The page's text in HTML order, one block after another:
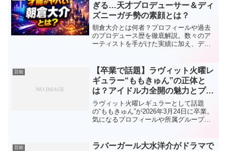
ぎる…天才プロデューサー＆ディ
ズニーガチ勢の素顔とは？
朝倉大介とは何者？プロフィールや過去
のプロデュース歴を徹底解説。数々のア
ーティストを手がけた実績に加え、ディ
芸能
【卒業で話題】ラヴィット火曜レ
ギュラー“ももきゅん”の正体と
は？アイドル力全開の魅力とプロ
フィールまとめ
ラヴィット火曜レギュラーとして話題
の“ももきゅん”が2026年3月24日に卒業。
気になるプロフィールや所属グループ、
芸能
ラバーガール大水洋介がドラマで